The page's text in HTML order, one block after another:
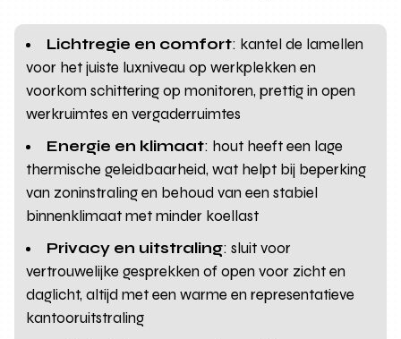
Lichtregie en comfort: kantel de lamellen
voor het juiste luxniveau op werkplekken en
voorkom schittering op monitoren, prettig in open
werkruimtes en vergaderruimtes
Energie en klimaat: hout heeft een lage
thermische geleidbaarheid, wat helpt bij beperking
van zoninstraling en behoud van een stabiel
binnenklimaat met minder koellast
Privacy en uitstraling: sluit voor
vertrouwelijke gesprekken of open voor zicht en
daglicht, altijd met een warme en representatieve
kantooruitstraling